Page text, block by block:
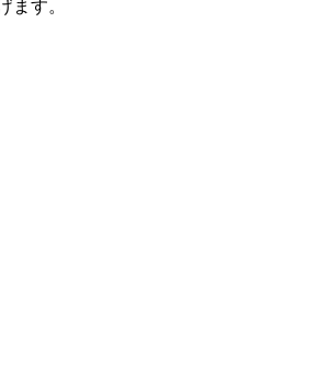
ます。